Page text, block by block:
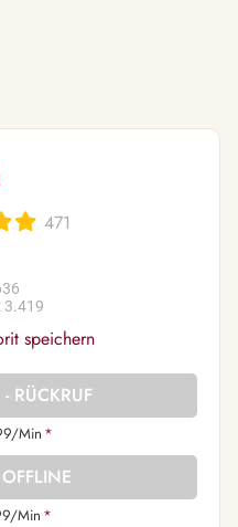
471
3.419
speichern
RÜCKRUF
Min *
Min *